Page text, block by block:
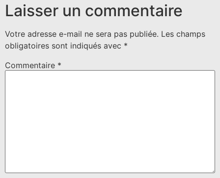
Laisser un commentaire
Votre adresse e-mail ne sera pas publiée. Les champs
obligatoires sont indiqués avec *
Commentaire *